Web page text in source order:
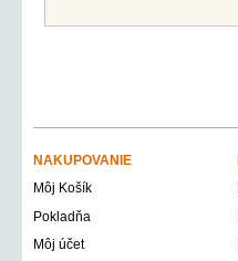
NAKUPOVANIE
Môj Košík
Pokladňa
Môj účet